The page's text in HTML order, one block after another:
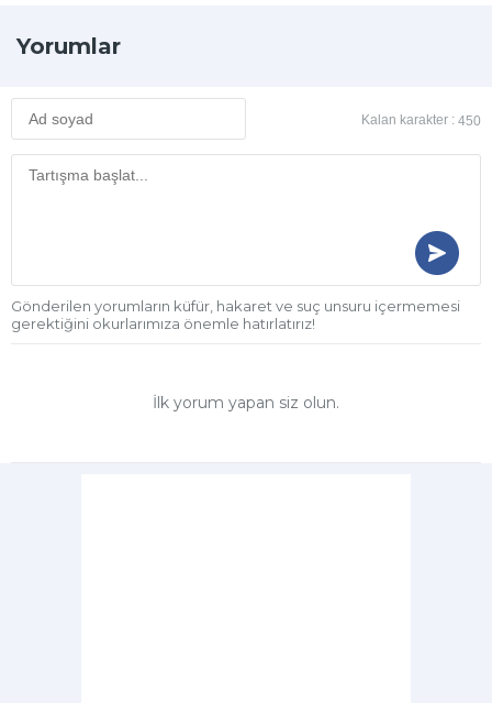
Yorumlar
Kalan karakter : 450
Gönderilen yorumların küfür, hakaret ve suç unsuru içermemesi
gerektiğini okurlarımıza önemle hatırlatırız!
İlk yorum yapan siz olun.